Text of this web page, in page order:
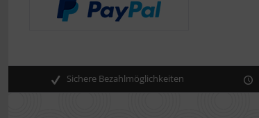
Sichere Bezahlmöglichkeiten